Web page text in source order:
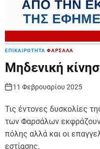
ΕΠΙΚΑΙΡΟΤΗΤΑ ΦΑΡΣΑΛΑ
Μηδενική
11 Φεβρουαρίου 2025
Τις έντονες δυσκολίες
των Φαρσάλων
πόλης αλλά και οι
εστίασης.